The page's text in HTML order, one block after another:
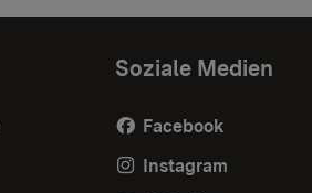
Soziale Medien
Facebook
Instagram